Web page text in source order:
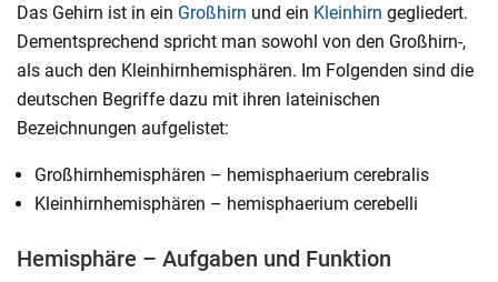
Das Gehirn ist in ein Großhirn und ein Kleinhirn gegliedert.
Dementsprechend spricht man sowohl von den Großhirn-,
als auch den Kleinhirnhemisphären. Im Folgenden sind die
deutschen Begriffe dazu mit ihren lateinischen
Bezeichnungen aufgelistet:
Großhirnhemisphären – hemisphaerium cerebralis
Kleinhirnhemisphären – hemisphaerium cerebelli
Hemisphäre – Aufgaben und Funktion